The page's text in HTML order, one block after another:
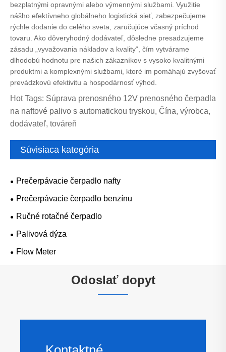
bezplatnými opravnými alebo výmennými službami. Využitie
nášho efektívneho globálneho logistická sieť, zabezpečujeme
rýchle dodanie do celého sveta, zaručujúce včasný príchod
tovaru. Ako dôveryhodný dodávateľ, dôsledne presadzujeme
zásadu „vyvažovania nákladov a kvality“, čím vytvárame
dlhodobú hodnotu pre našich zákazníkov s vysoko kvalitnými
produktmi a komplexnými službami, ktoré im pomáhajú zvyšovať
prevádzkovú efektivitu a hospodárnosť výhod.
Hot Tags: Súprava prenosného 12V prenosného čerpadla
na naftové palivo s automatickou tryskou, Čína, výrobca,
dodávateľ, továreň
Súvisiaca kategória
Prečerpávacie čerpadlo nafty
Prečerpávacie čerpadlo benzínu
Ručné rotačné čerpadlo
Palivová dýza
Flow Meter
Odoslať dopyt